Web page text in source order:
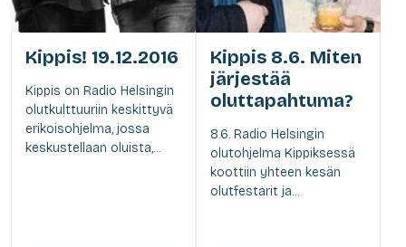
Kippis! 19.12.2016
Kippis on Radio Helsingin
olutkulttuuriin keskittyvä
erikoisohjelma, jossa
keskustellaan oluista,...
Kippis 8.6. Miten
järjestää
oluttapahtuma?
8.6. Radio Helsingin
olutohjelma Kippiksessä
koottiin yhteen kesän
olutfestarit ja...